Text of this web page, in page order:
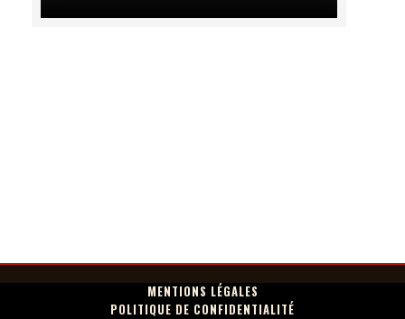
MENTIONS LÉGALES
POLITIQUE DE CONFIDENTIALITÉ